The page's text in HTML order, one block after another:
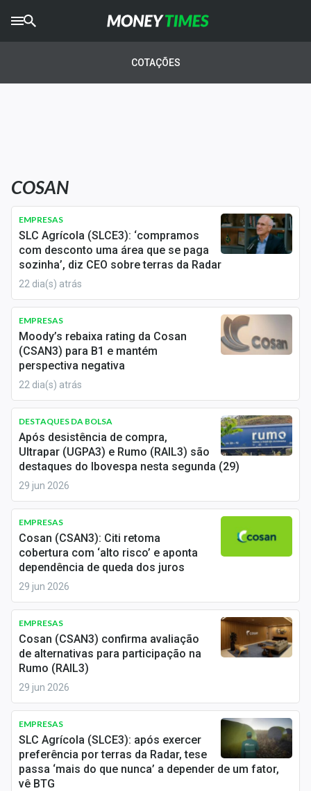
AGROTIMES
Newsletters
Money Trader
Anuncie
Últimas Notícias
Newsletters
Cotações
Comprar ou vender?
Carteiras Recomendadas
Central de Dividendos
Central de Fundos Imobiliários
Central dos IPOs
Renda Fixa
Finanças Pessoais
Economia
Empresas
Brasil
Política
Colunas
Especiais
COTAÇÕES
COSAN
EMPRESAS
SLC Agrícola (SLCE3): ‘compramos
com desconto uma área que se paga
sozinha’, diz CEO sobre terras da Radar
22 dia(s) atrás
EMPRESAS
Moody’s rebaixa rating da Cosan
(CSAN3) para B1 e mantém
perspectiva negativa
22 dia(s) atrás
DESTAQUES DA BOLSA
Após desistência de compra,
Ultrapar (UGPA3) e Rumo (RAIL3) são
destaques do Ibovespa nesta segunda (29)
29 jun 2026
EMPRESAS
Cosan (CSAN3): Citi retoma
cobertura com ‘alto risco’ e aponta
dependência de queda dos juros
29 jun 2026
EMPRESAS
Cosan (CSAN3) confirma avaliação
de alternativas para participação na
Rumo (RAIL3)
29 jun 2026
EMPRESAS
SLC Agrícola (SLCE3): após exercer
preferência por terras da Radar, tese
passa ‘mais do que nunca’ a depender de um fator,
vê BTG